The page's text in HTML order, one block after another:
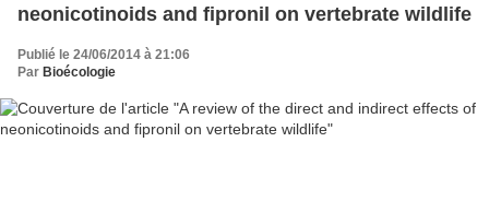
neonicotinoids and fipronil on vertebrate wildlife
Publié le 24/06/2014 à 21:06
Par Bioécologie